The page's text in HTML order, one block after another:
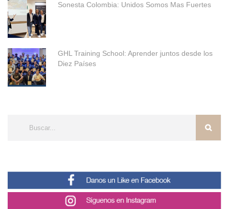
Sonesta Colombia: Unidos Somos Mas Fuertes
GHL Training School: Aprender juntos desde los
Diez Países